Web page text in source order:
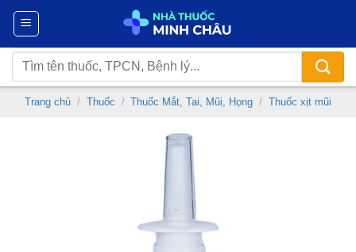
Chuyển
nội
dung
Tìm
kiếm:
Trang chủ / Thuốc / Thuốc Mắt, Tai, Mũi, Họng / Thuốc xịt mũi